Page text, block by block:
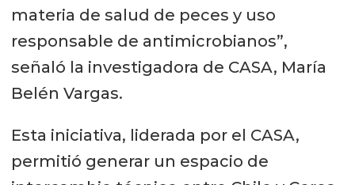
materia de salud de peces y uso
responsable de antimicrobianos”,
señaló la investigadora de CASA, María
Belén Vargas.
Esta iniciativa, liderada por el CASA,
permitió generar un espacio de